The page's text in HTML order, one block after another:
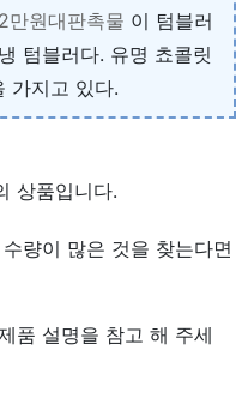
2만원대판촉물 이 텀블러
텀블러다. 유명 쵸콜릿
가지고 있다.
상품입니다.
량이 많은 것을 찾는다면
품 설명을 참고 해 주세